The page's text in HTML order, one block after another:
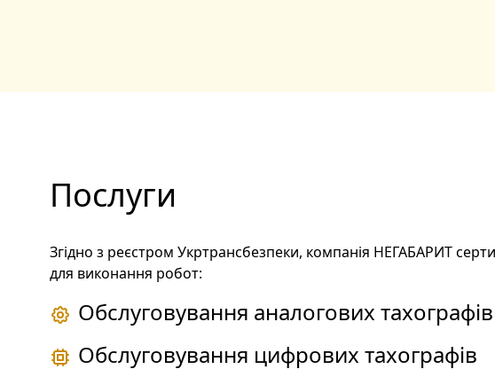
Послуги
Згідно з реєстром Укртрансбезпеки, компанія НЕГАБАРИТ
для виконання робот:
Обслуговування аналогових тахографів
Обслуговування цифрових тахографів